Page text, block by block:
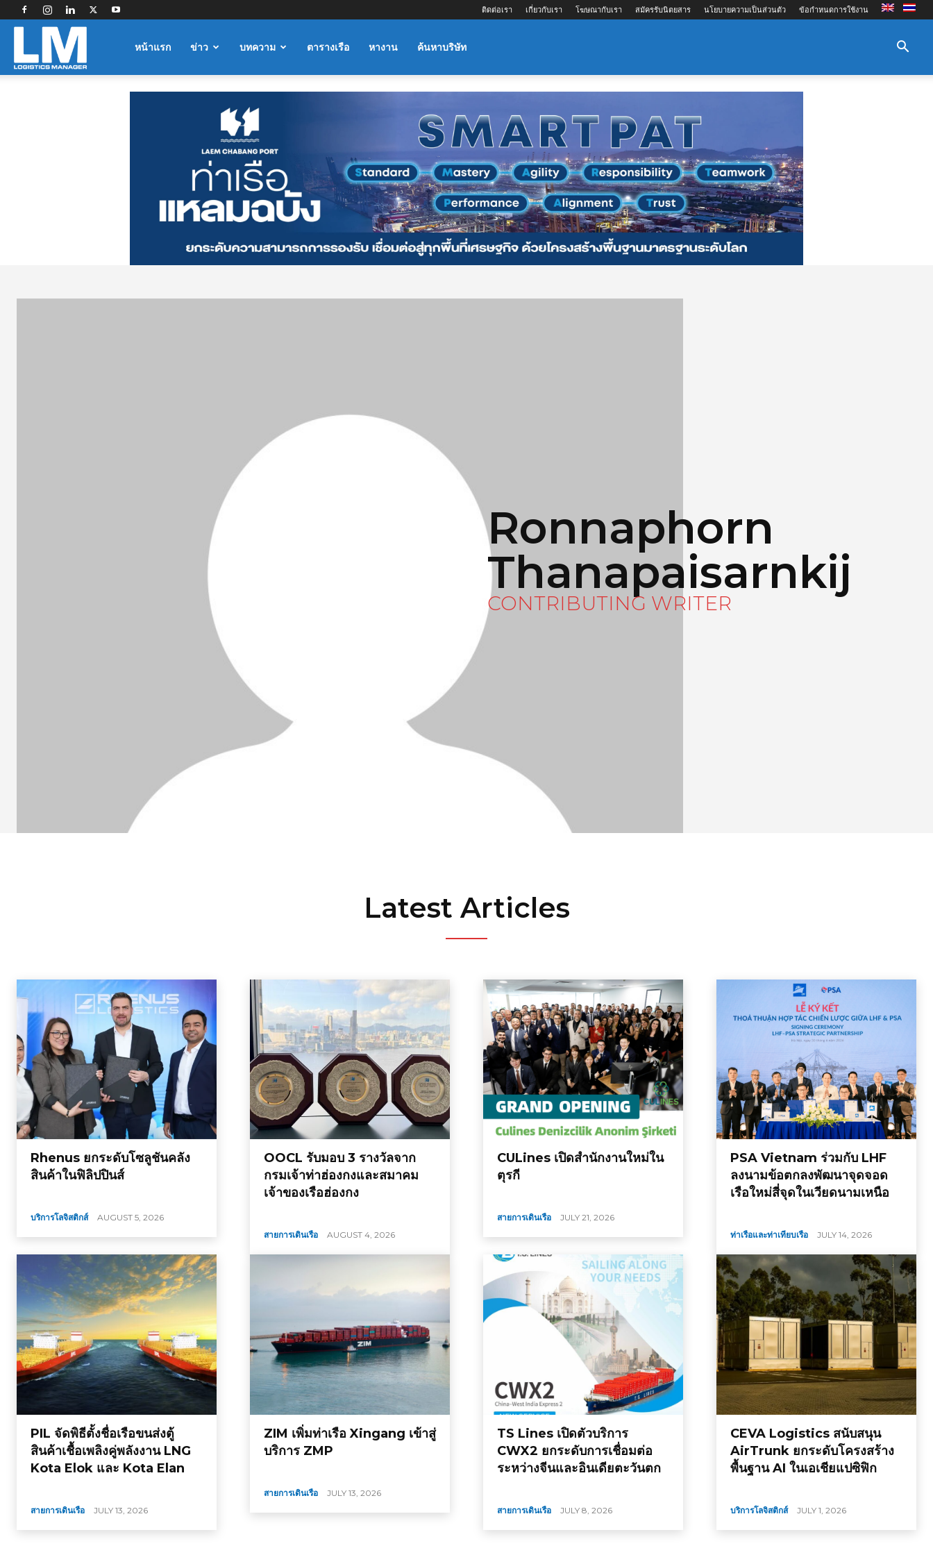
ติดต่อเรา เกี่ยวกับเรา โฆษณากับเรา สมัครรับนิตยสาร นโยบายความเป็นส่วนตัว ข้อกำหนดการใช้งาน
Logisticsหน้าแรก ข่าว บทความ ตารางเรือ หางาน ค้นหาบริษัท
Ronnaphorn
Thanapaisarnkij
CONTRIBUTING WRITER
Latest Articles
Rhenus ยกระดับโซลูชันคลัง
สินค้าในฟิลิปปินส์
บริการโลจิสติกส์ AUGUST 5, 2026
OOCL รับมอบ 3 รางวัลจาก
กรมเจ้าท่าฮ่องกงและสมาคม
เจ้าของเรือฮ่องกง
สายการเดินเรือ AUGUST 4, 2026
CULines เปิดสำนักงานใหม่ใน
ตุรกี
สายการเดินเรือ JULY 21, 2026
PSA Vietnam ร่วมกับ LHF
ลงนามข้อตกลงพัฒนาจุดจอด
เรือใหม่สี่จุดในเวียดนามเหนือ
ท่าเรือและท่าเทียบเรือ JULY 14, 2026
PIL จัดพิธีตั้งชื่อเรือขนส่งตู้
สินค้าเชื้อเพลิงคู่พลังงาน LNG
Kota Elok และ Kota Elan
สายการเดินเรือ JULY 13, 2026
ZIM เพิ่มท่าเรือ Xingang เข้าสู่
บริการ ZMP
สายการเดินเรือ JULY 13, 2026
TS Lines เปิดตัวบริการ
CWX2 ยกระดับการเชื่อมต่อ
ระหว่างจีนและอินเดียตะวันตก
สายการเดินเรือ JULY 8, 2026
CEVA Logistics สนับสนุน
AirTrunk ยกระดับโครงสร้าง
พื้นฐาน AI ในเอเชียแปซิฟิก
บริการโลจิสติกส์ JULY 1, 2026